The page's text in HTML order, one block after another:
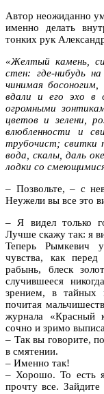
Автор неожиданно
именно делать
тонких рук
«Желтый камень,
стен: где-нибудь
чинимая
вдали и его эхо в
огромными
цветов и зелени,
влюбленности и
трубочист; свитки
вода, скалы, даль
лодки со
– Позвольте, – с
Неужели вы все это
– Я видел только
Лучше скажу так: я
Теперь Рымкевич
чувства, как
рабынь, блеск
случившееся
зрением, в тайных
почитая
журнала «Красный
сочно и зримо
– Так вы говорите,
в смятении.
– Именно так!
– Хорошо. То есть
прочту все.